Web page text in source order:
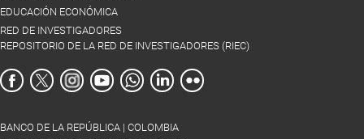
EDUCACIÓN ECONÓMICA
RED DE INVESTIGADORES
REPOSITORIO DE LA RED DE INVESTIGADORES (RIEC)
BANCO DE LA REPÚBLICA | COLOMBIA